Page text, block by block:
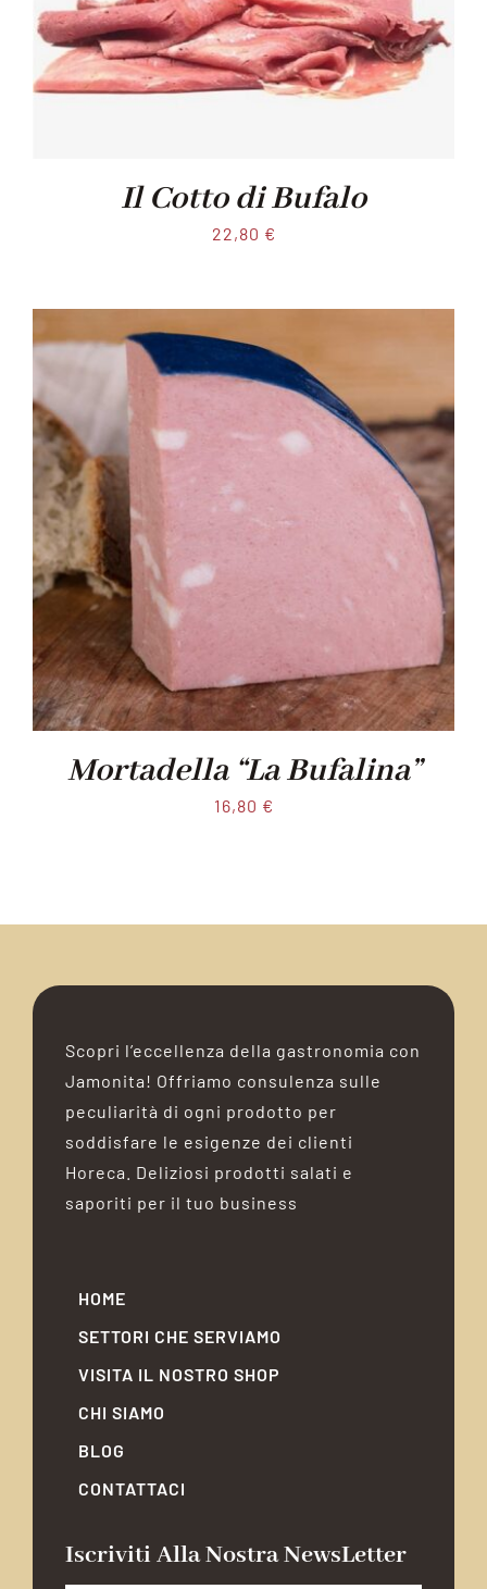
Il Cotto di Bufalo
22,80 €
Mortadella “La Bufalina”
16,80 €
Scopri l’eccellenza della gastronomia con
Jamonita! Offriamo consulenza sulle
peculiarità di ogni prodotto per
soddisfare le esigenze dei clienti
Horeca. Deliziosi prodotti salati e
saporiti per il tuo business
HOME
SETTORI CHE SERVIAMO
VISITA IL NOSTRO SHOP
CHI SIAMO
BLOG
CONTATTACI
Iscriviti Alla Nostra NewsLetter